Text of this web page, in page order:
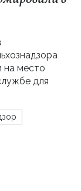
на место
для